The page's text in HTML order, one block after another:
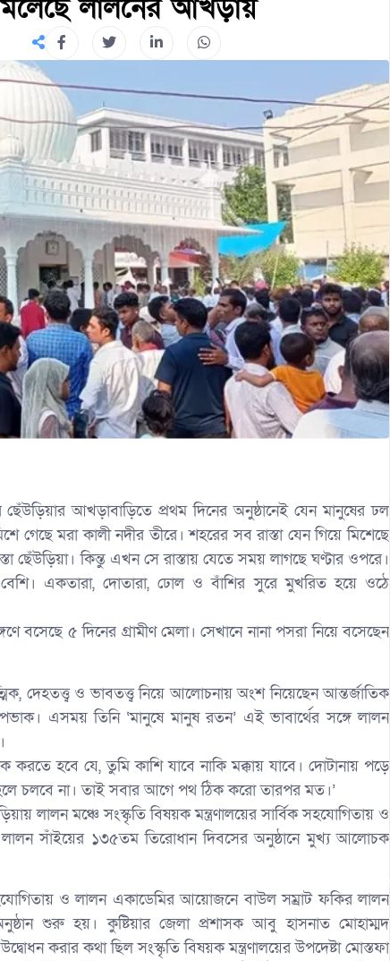
লালনের আখড়ায়
আখড়াবাড়িতে প্রথম দিনের অনুষ্ঠানেই যেন মানুষের ঢল
মরা কালী নদীর তীরে। শহরের সব রাস্তা যেন গিয়ে মিশেছে
ছেঁউড়িয়া। কিন্তু এখন সে রাস্তায় যেতে সময় লাগছে ঘণ্টার ওপরে।
বেশি। একতারা, দোতারা, ঢোল ও বাঁশির সুরে মুখরিত হয়ে ওঠে
বসেছে ৫ দিনের গ্রামীণ মেলা। সেখানে নানা পসরা নিয়ে বসেছেন
দেহতত্ত্ব ও ভাবতত্ত্ব নিয়ে আলোচনায় অংশ নিয়েছেন আন্তর্জাতিক
এসময় তিনি ‘মানুষে মানুষ রতন’ এই ভাবার্থের সঙ্গে লালন
করতে হবে যে, তুমি কাশি যাবে নাকি মক্কায় যাবে। দোটানায় পড়ে
চলবে না। তাই সবার আগে পথ ঠিক করো তারপর মত।’
লালন মঞ্চে সংস্কৃতি বিষয়ক মন্ত্রণালয়ের সার্বিক সহযোগিতায় ও
সাঁইয়ের ১৩৫তম তিরোধান দিবসের অনুষ্ঠানে মুখ্য আলোচক
ও লালন একাডেমির আয়োজনে বাউল সম্রাট ফকির লালন
শুরু হয়। কুষ্টিয়ার জেলা প্রশাসক আবু হাসনাত মোহাম্মদ
করার কথা ছিল সংস্কৃতি বিষয়ক মন্ত্রণালয়ের উপদেষ্টা মোস্তফা